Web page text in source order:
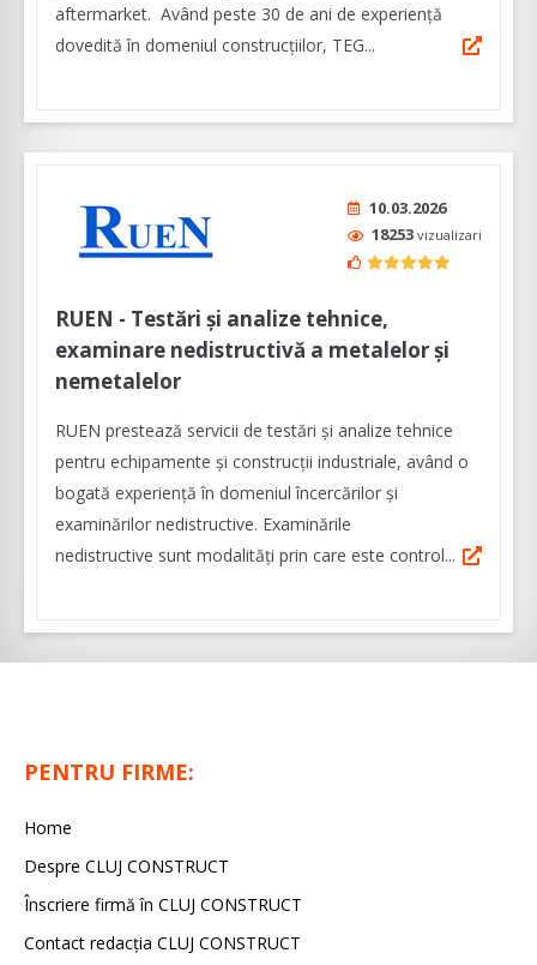
aftermarket. Având peste 30 de ani de experiență
dovedită în domeniul construcțiilor, TEG...
10.03.2026
18253 vizualizari
RUEN - Testări și analize tehnice,
examinare nedistructivă a metalelor și
nemetalelor
RUEN prestează servicii de testări și analize tehnice
pentru echipamente și construcții industriale, având o
bogată experiență în domeniul încercărilor și
examinărilor nedistructive. Examinările
nedistructive sunt modalități prin care este control...
PENTRU FIRME:
Home
Despre CLUJ CONSTRUCT
Înscriere firmă în CLUJ CONSTRUCT
Contact redacția CLUJ CONSTRUCT